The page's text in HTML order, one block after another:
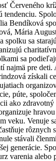
Červeného
Bendíková
Mária
spolku sa
sa
najmä pre
získali
púte,
ako
veku. Venuje
rôznych
stávali
generácie.
varenia alebo